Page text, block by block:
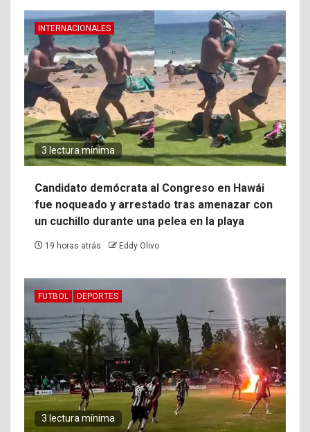
INTERNACIONALES
3 lectura mínima
Candidato demócrata al Congreso en Hawái
fue noqueado y arrestado tras amenazar con
un cuchillo durante una pelea en la playa
19 horas atrás Eddy Olivo
FUTBOL DEPORTES
3 lectura mínima